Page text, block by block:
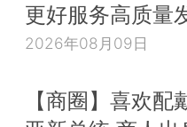
更好服务高质量
2026年08月09日
【商圈】喜欢